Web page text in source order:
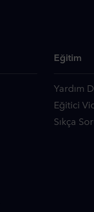
Eğitim
Yardım
Eğitici
Sıkça